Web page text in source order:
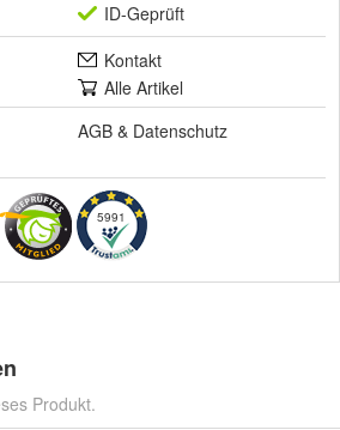
ID-Geprüft
Kontakt
Alle Artikel
AGB & Datenschutz
5991
Produkt.